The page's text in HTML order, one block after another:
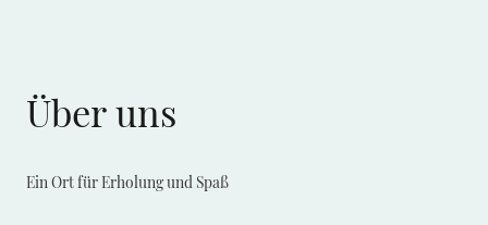
Über uns
Ein Ort für Erholung und Spaß